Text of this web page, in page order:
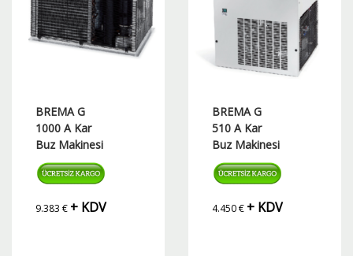
BREMA G
1000 A Kar
Buz Makinesi
9.383 € + KDV
BREMA G
510 A Kar
Buz Makinesi
4.450€ + KDV